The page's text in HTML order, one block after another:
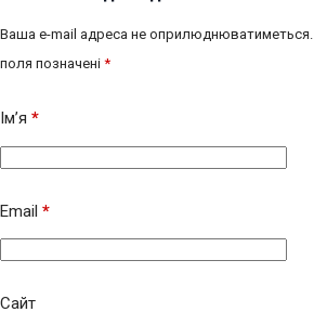
Ваша e-mail адреса не оприлюднюватиметься.
поля позначені *
Ім’я *
Email *
Сайт